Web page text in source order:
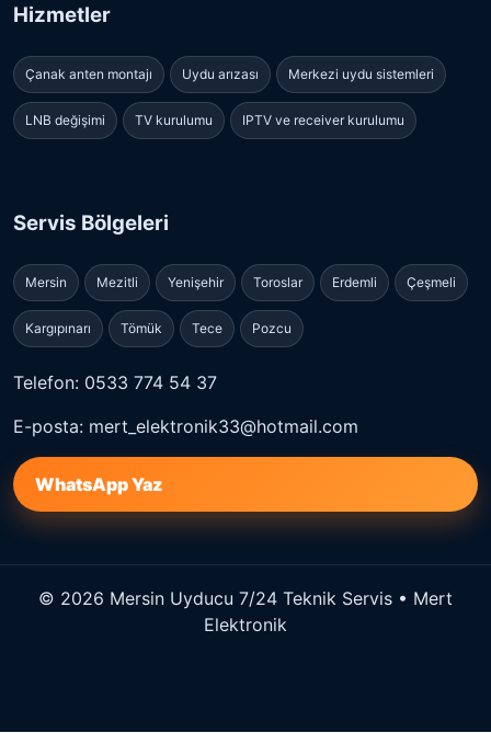
Hizmetler
Çanak anten montajı Uydu arızası Merkezi uydu sistemleri
LNB değişimi TV kurulumu IPTV ve receiver kurulumu
Servis Bölgeleri
Mersin Mezitli Yenişehir Toroslar Erdemli Çeşmeli
Kargıpınarı Tömük Tece Pozcu
Telefon: 0533 774 54 37
E-posta: mert_elektronik33@hotmail.com
WhatsApp Yaz
© 2026 Mersin Uyducu 7/24 Teknik Servis • Mert
Elektronik